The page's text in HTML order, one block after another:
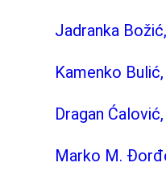
Jadranka
Kamenko
Dragan
Marko M.